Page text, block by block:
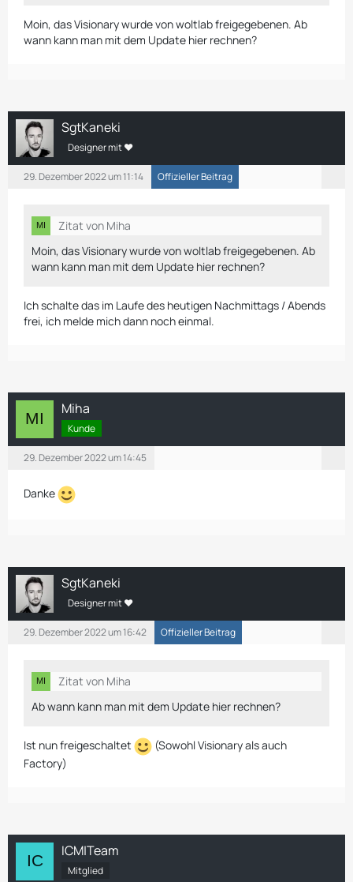
Moin, das Visionary wurde von woltlab freigegebenen. Ab
wann kann man mit dem Update hier rechnen?
SgtKaneki
Designer mit ❤
29. Dezember 2022 um 11:14 Offizieller Beitrag
Zitat von Miha
Moin, das Visionary wurde von woltlab freigegebenen. Ab
wann kann man mit dem Update hier rechnen?
Ich schalte das im Laufe des heutigen Nachmittags / Abends
frei, ich melde mich dann noch einmal.
Miha
Kunde
29. Dezember 2022 um 14:45
Danke
SgtKaneki
Designer mit ❤
29. Dezember 2022 um 16:42 Offizieller Beitrag
Zitat von Miha
Ab wann kann man mit dem Update hier rechnen?
Ist nun freigeschaltet
(Sowohl Visionary als auch
Factory)
ICM|Team
Mitglied